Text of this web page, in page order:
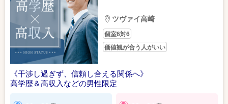
ツヴァイ高崎
個室6対6
価値観が合う人がいい
《干渉し過ぎず、信頼し合える関係へ》
高学歴＆高収入などの男性限定